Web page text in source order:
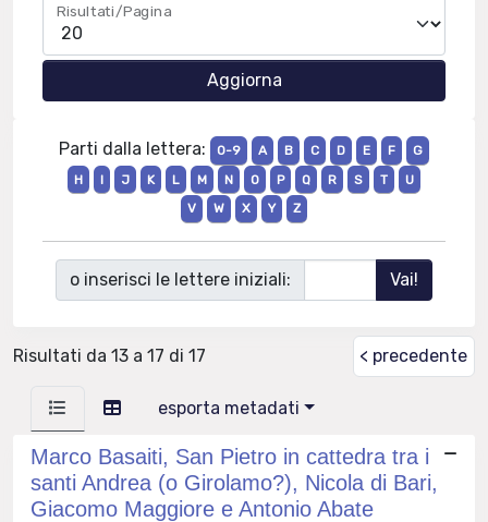
Risultati/Pagina
Parti dalla lettera: 0-9 A B C D E F
G
H
I J K L M N O P Q R S T
U
V
W X Y Z
o inserisci le lettere iniziali:
Risultati da 13 a 17 di 17 < precedente
esporta metadati
Marco Basaiti, San Pietro in cattedra tra i
santi Andrea (o Girolamo?), Nicola di Bari,
Giacomo Maggiore e Antonio Abate